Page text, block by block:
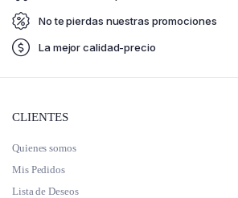
No te pierdas nuestras promociones
La mejor calidad-precio
CLIENTES
Quienes somos
Mis Pedidos
Lista de Deseos